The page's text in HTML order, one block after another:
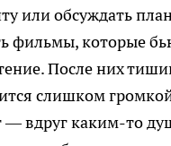
или обсуждать
фильмы, которые
После них
слишком
вдруг каким-то